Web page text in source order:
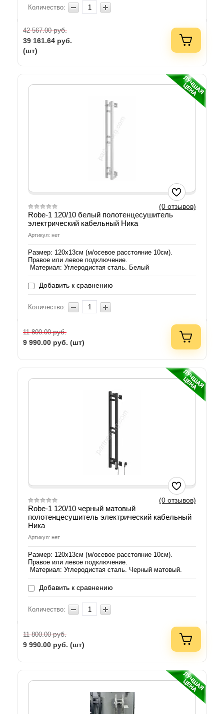
Количество:
42 567.00руб.
39 161.64 руб.
(шт)
(0 отзывов)
Robe-1 120/10 белый полотенцесушитель
электрический кабельный Ника
Артикул: нет
Размер: 120х13см (м/осевое расстояние 10см).
Правое или левое подключение.
Материал: Углеродистая сталь. Белый
Добавить к сравнению
Количество:
11 800.00руб.
9 990.00 руб. (шт)
(0 отзывов)
Robe-1 120/10 черный матовый
полотенцесушитель электрический кабельный
Ника
Артикул: нет
Размер: 120х13см (м/осевое расстояние 10см).
Правое или левое подключение.
Материал: Углеродистая сталь. Черный матовый.
Добавить к сравнению
Количество:
11 800.00руб.
9 990.00 руб. (шт)